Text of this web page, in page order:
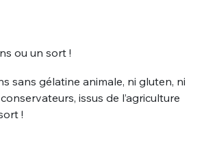
ou un sort !
sans gélatine animale, ni gluten, ni
issus de l’agriculture
!